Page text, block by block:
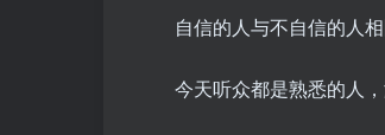
自信的人与不自信的人
今天听众都是熟悉的人